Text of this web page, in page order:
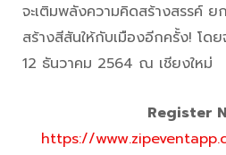
จะเติมพลังความคิดสร้างสรรค์
สร้างสีสันให้กับเมืองอีกครั้ง! โด
12 ธันวาคม 2564 ณ เชียงใหม่
Register
https://